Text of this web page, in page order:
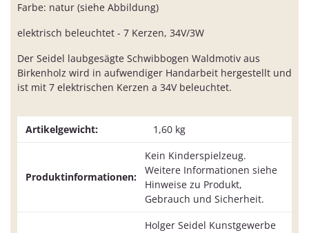
Farbe: natur (siehe Abbildung)
elektrisch beleuchtet - 7 Kerzen, 34V/3W
Der Seidel laubgesägte Schwibbogen Waldmotiv aus
Birkenholz wird in aufwendiger Handarbeit hergestellt und
ist mit 7 elektrischen Kerzen a 34V beleuchtet.
Artikelgewicht: 1,60 kg
Produktinformationen:
Kein Kinderspielzeug.
Weitere Informationen siehe
Hinweise zu Produkt,
Gebrauch und Sicherheit.
Holger Seidel Kunstgewerbe